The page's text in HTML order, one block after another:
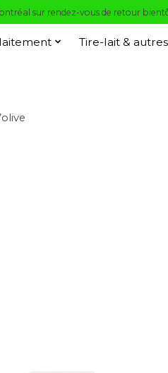
sur rendez-vous de retour
Tire-lait & autres